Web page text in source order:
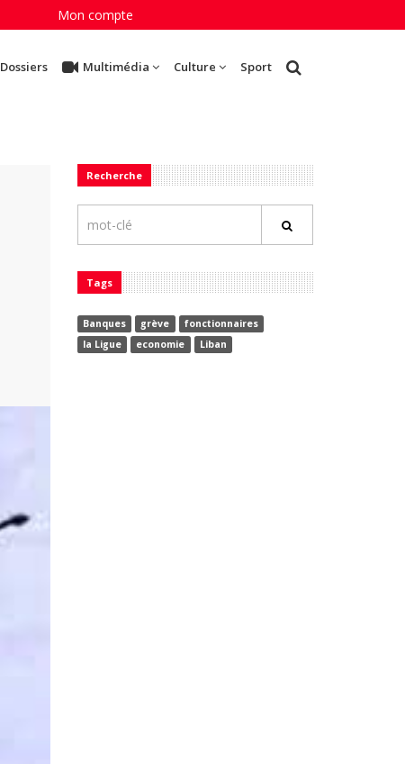
Mon compte
Dossiers Multimédia Culture Sport
Recherche
Tags
Banques grève
fonctionnaires
la Ligue
economie Liban